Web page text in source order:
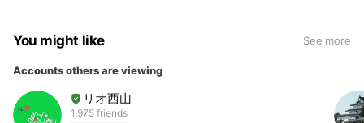
You might like See more
Accounts others are viewing
リオ西山
1,975 friends